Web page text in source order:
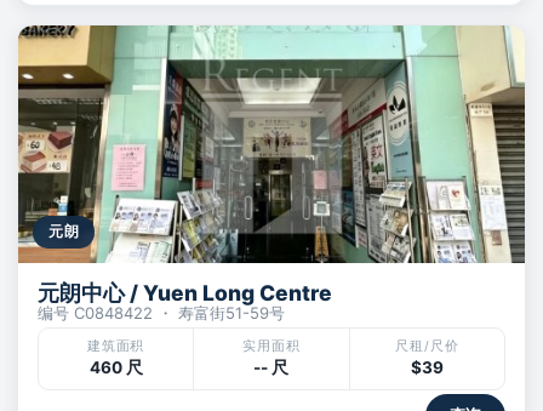
元朗
元朗中心 / Yuen Long Centre
编号 C0848422 ・ 寿富街51-59号
建筑面积
460 尺
实用面积
-- 尺
尺租/尺价
$39